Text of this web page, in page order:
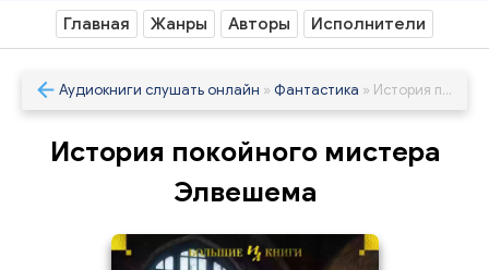
Главная Жанры Авторы Исполнители
Аудиокниги слушать онлайн » Фантастика » История покойного мистера Элвешема
История покойного мистера
Элвешема